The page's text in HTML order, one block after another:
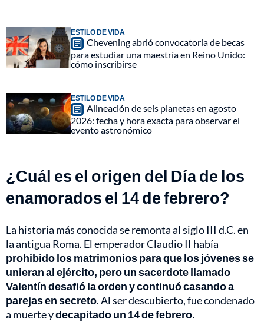
ESTILO DE VIDA
Chevening abrió convocatoria de becas
para estudiar una maestría en Reino Unido:
cómo inscribirse
ESTILO DE VIDA
Alineación de seis planetas en agosto
2026: fecha y hora exacta para observar el
evento astronómico
¿Cuál es el origen del Día de los
enamorados el 14 de febrero?
La historia más conocida se remonta al siglo III d.C. en
la antigua Roma. El emperador Claudio II había
prohibido los matrimonios para que los jóvenes se
unieran al ejército, pero un sacerdote llamado
Valentín desafió la orden y continuó casando a
parejas en secreto. Al ser descubierto, fue condenado
a muerte ydecapitado un 14 de febrero.